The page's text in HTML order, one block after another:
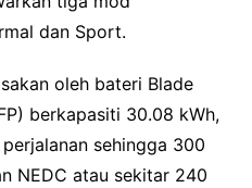
dan Sport.
oleh bateri Blade
berkapasiti 30.08 kWh,
sehingga 300
NEDC atau sekitar 240